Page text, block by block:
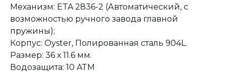
Механизм: ETA 2836-2 (Автоматический, с
возможностью ручного завода главной
пружины);
Корпус: Oyster, Полированная сталь 904L.
Размер: 36 х 11.6 мм.
Водозащита: 10 ATM